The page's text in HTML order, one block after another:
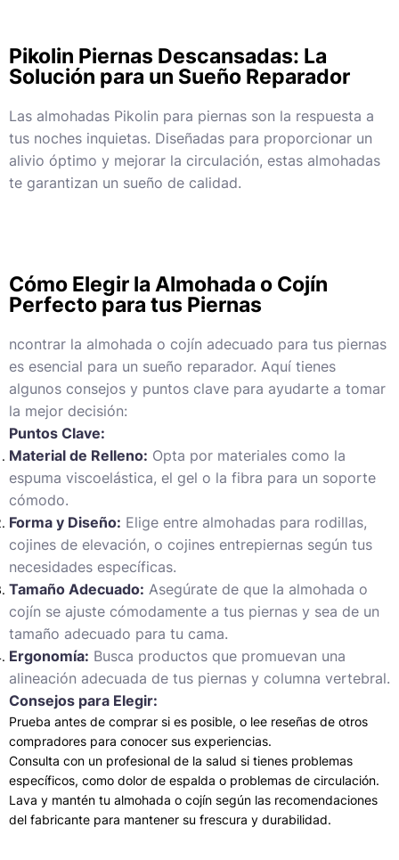
Pikolin Piernas Descansadas: La
Solución para un Sueño Reparador
Las almohadas Pikolin para piernas son la respuesta a
tus noches inquietas. Diseñadas para proporcionar un
alivio óptimo y mejorar la circulación, estas almohadas
te garantizan un sueño de calidad.
Cómo Elegir la Almohada o Cojín
Perfecto para tus Piernas
ncontrar la almohada o cojín adecuado para tus piernas
es esencial para un sueño reparador. Aquí tienes
algunos consejos y puntos clave para ayudarte a tomar
la mejor decisión:
Puntos Clave:
Material de Relleno: Opta por materiales como la
espuma viscoelástica, el gel o la fibra para un soporte
cómodo.
Forma y Diseño: Elige entre almohadas para rodillas,
cojines de elevación, o cojines entrepiernas según tus
necesidades específicas.
Tamaño Adecuado: Asegúrate de que la almohada o
cojín se ajuste cómodamente a tus piernas y sea de un
tamaño adecuado para tu cama.
Ergonomía: Busca productos que promuevan una
alineación adecuada de tus piernas y columna vertebral.
Consejos para Elegir:
Prueba antes de comprar si es posible, o lee reseñas de otros
compradores para conocer sus experiencias.
Consulta con un profesional de la salud si tienes problemas
específicos, como dolor de espalda o problemas de circulación.
Lava y mantén tu almohada o cojín según las recomendaciones
del fabricante para mantener su frescura y durabilidad.